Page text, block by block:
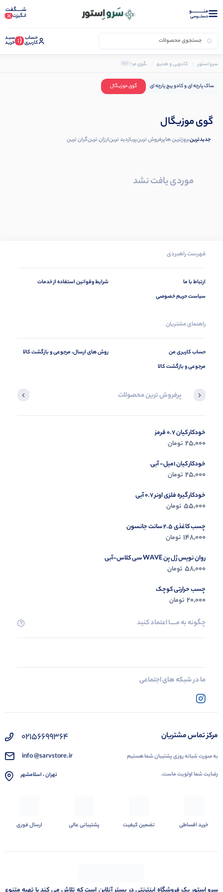
منــــــــــــو
دستــرسی
شـــــگفت
انگیزت
حساب
کاربری (: سبـد
خرید
سرو استور کادویی و هدیه گوی موزیگال
ساک پارچه ای و کادو پیچ پارچه ای گوی موزیگال
گوی موزیگال
جدیدترینبروزترین هاپرفروش ترینپربازدید ترینارزان ترینگران ترین
موردی یافت نشد
فهرست راهبردی
ارتباط با ما
سیاست حریم خصوصی
شرایط وقوانین استفاده از خدمات
راهنمای مشتریان
حساب کاربری من
مرجوعی و بازگشت کالا
روش های ارسال، مرجوعی و بازگشت کالا
پرفروش ترین محصولات آخرین
خودکار کیان 0.7 قرمز
25,000 تومان
خودکار کیان 1میل- آبی
25,000 تومان
خودکار گیره فلزی اونر 0.7 آبی
55,000 تومان
چسب کاغذی 2.5 سانت جانسون
148,000 تومان
روان نویس ژل پن WAVE سی کلاس-آبی
58,000 تومان
چسب حرارتی کوچک
20,000 تومان
چگونه به مــــــا اعتماد کنید
ما در شبکه های اجتماعی
مرکز تماس مشتریان
به صورت شبانه روزی پشتیبان شما هستیم
رضایت شما اولویت ماست.
02156699364
info @sarvstore.ir
تهران ، اسلامشهر
خرید اقساطی تضمین کیفیت پشتیبانی عالی ارسال فوری